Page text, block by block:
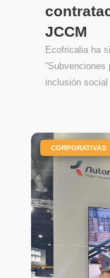
JCCM
Ecofricalia ha
inclusión social
CORPORATIVAS